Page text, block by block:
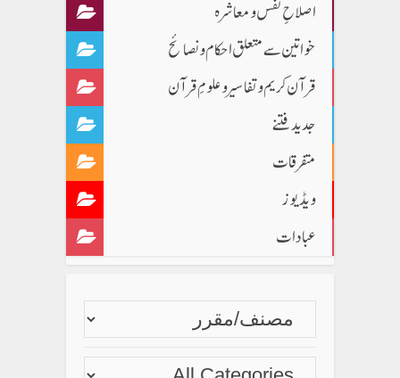
اصلاحِ نفس و معاشرہ
خواتین سے متعلق احکام و نصائح
قرآن کریم و تفاسیر و علومِ قرآن
جدید فتنے
متفرقات
ویڈیوز
عبادات